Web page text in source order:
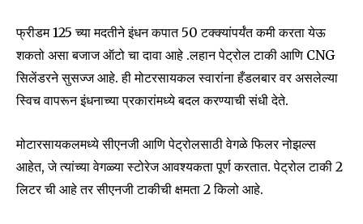
Join our community of
SUBSCRIBERS and be part of the
conversation.
फ्रीडम 125 च्या मदतीने इंधन कपात 50 टक्क्यांपर्यंत कमी करता येऊ
शकतो असा बजाज ऑटो चा दावा आहे .लहान पेट्रोल टाकी आणि CNG
सिलेंडरने सुसज्ज आहे. ही मोटरसायकल स्वारांना हँडलबार वर असलेल्या
स्विच वापरून इंधनाच्या प्रकारांमध्ये बदल करण्याची संधी देते.
मोटारसायकलमध्ये सीएनजी आणि पेट्रोलसाठी वेगळे फिलर नोझल्स
आहेत, जे त्यांच्या वेगळ्या स्टोरेज आवश्यकता पूर्ण करतात. पेट्रोल टाकी 2
लिटर ची आहे तर सीएनजी टाकीची क्षमता 2 किलो आहे.